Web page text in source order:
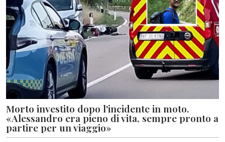
Morto investito dopo l'incidente in moto.
«Alessandro era pieno di vita, sempre pronto a
partire per un viaggio»